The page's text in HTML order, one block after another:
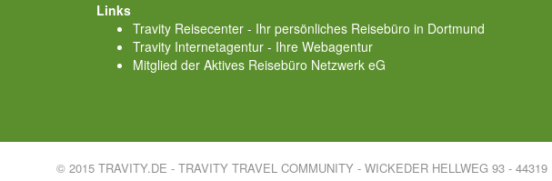
Links
Travity Reisecenter - Ihr persönliches Reisebüro in Dortmund
Travity Internetagentur - Ihre Webagentur
Mitglied der Aktives Reisebüro Netzwerk eG
© 2015 TRAVITY.DE - TRAVITY TRAVEL COMMUNITY - WICKEDER HELLWEG 93 - 44319